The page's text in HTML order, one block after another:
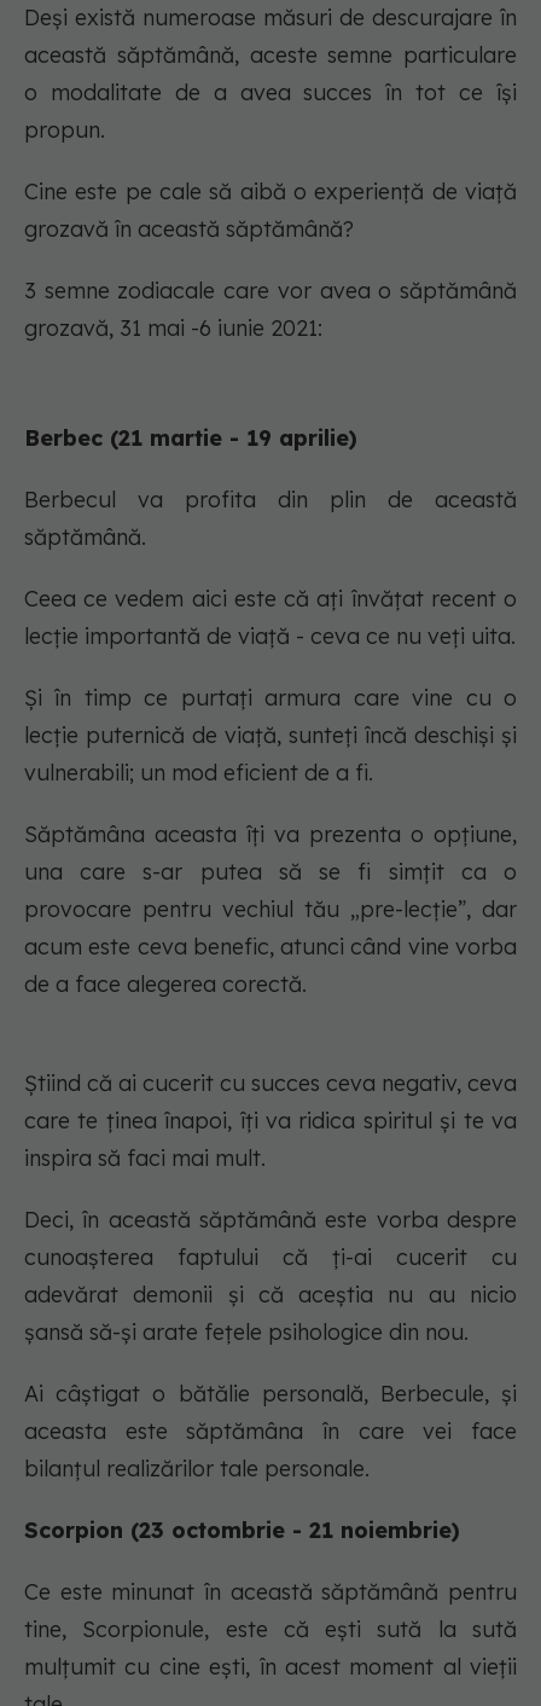
Deși există numeroase măsuri de descurajare în
această săptămână, aceste semne particulare
o modalitate de a avea succes în tot ce își
propun.
Cine este pe cale să aibă o experiență de viață
grozavă în această săptămână?
3 semne zodiacale care vor avea o săptămână
grozavă, 31 mai -6 iunie 2021:
Berbec (21 martie - 19 aprilie)
Berbecul va profita din plin de această
săptămână.
Ceea ce vedem aici este că ați învățat recent o
lecție importantă de viață - ceva ce nu veți uita.
Și în timp ce purtați armura care vine cu o
lecție puternică de viață, sunteți încă deschiși și
vulnerabili; un mod eficient de a fi.
Săptămâna aceasta îți va prezenta o opțiune,
una care s-ar putea să se fi simțit ca o
provocare pentru vechiul tău „pre-lecție”, dar
acum este ceva benefic, atunci când vine vorba
de a face alegerea corectă.
Știind că ai cucerit cu succes ceva negativ, ceva
care te ținea înapoi, îți va ridica spiritul și te va
inspira să faci mai mult.
Deci, în această săptămână este vorba despre
cunoașterea faptului că ți-ai cucerit cu
adevărat demonii și că aceștia nu au nicio
șansă să-și arate fețele psihologice din nou.
Ai câștigat o bătălie personală, Berbecule, și
aceasta este săptămâna în care vei face
bilanțul realizărilor tale personale.
Scorpion (23 octombrie - 21 noiembrie)
Ce este minunat în această săptămână pentru
tine, Scorpionule, este că ești sută la sută
mulțumit cu cine ești, în acest moment al vieții